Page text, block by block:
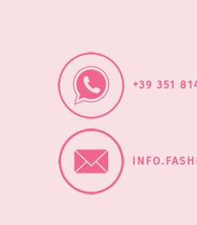
+39 351